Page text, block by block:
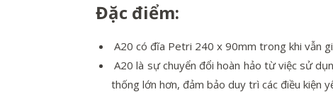
Đặc điểm:
A20 có đĩa Petri 240 x 90mm trong khi vẫn
A20 là sự chuyển đổi hoàn hảo từ việc sử
thống lớn hơn, đảm bảo duy trì các điều kiện